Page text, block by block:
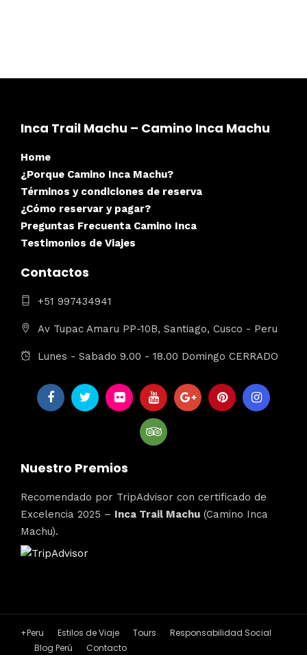
Inca Trail Machu – Camino Inca Machu
Home
¿Porque Camino Inca Machu?
Términos y condiciones de reserva
¿Cómo reservar y pagar?
Preguntas Frecuenta Camino Inca
Testimonios de Viajes
Contactos
+51 997434941
Av Tupac Amaru PP-10B, Santiago, Cusco - Peru
Lunes - Sabado 9.00 - 18.00 Domingo CERRADO
Nuestro Premios
Recomendado por TripAdvisor con certificado de
Excelencia 2025 – Inca Trail Machu (Camino Inca
Machu).
+Peru Estilos de Viaje Tours
Responsabilidad Social
Blog Perú
Contacto